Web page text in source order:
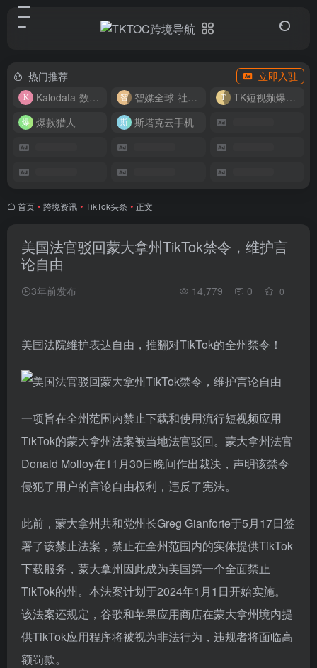
热门推荐
立即入驻
Kalodata-数据分析平台
智媒全球-社媒管理平台
TK短视频爆款复刻
爆款猎人
斯塔克云手机
首页 • 跨境资讯 • TikTok头条 • 正文
美国法官驳回蒙大拿州TikTok禁令，维护言
论自由
3年前发布 14,779 0 0
美国法院维护表达自由，推翻对TikTok的全州禁令！
一项旨在全州范围内禁止下载和使用流行短视频应用
TikTok的蒙大拿州法案被当地法官驳回。蒙大拿州法官
Donald Molloy在11月30日晚间作出裁决，声明该禁令
侵犯了用户的言论自由权利，违反了宪法。
此前，蒙大拿州共和党州长Greg Gianforte于5月17日签
署了该禁止法案，禁止在全州范围内的实体提供TikTok
下载服务，蒙大拿州因此成为美国第一个全面禁止
TikTok的州。本法案计划于2024年1月1日开始实施。
该法案还规定，谷歌和苹果应用商店在蒙大拿州境内提
供TikTok应用程序将被视为非法行为，违规者将面临高
额罚款。